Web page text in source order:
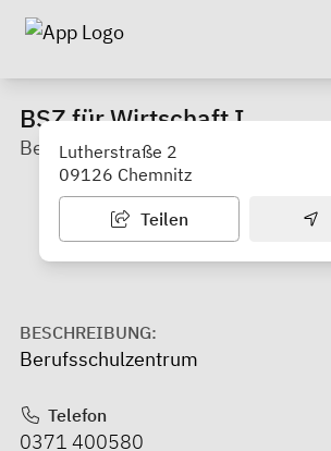
BSZ für Wirtschaft I
Berufsschule
Lutherstraße 2
09126 Chemnitz
Teilen
BESCHREIBUNG:
Berufsschulzentrum
Telefon
0371 400580